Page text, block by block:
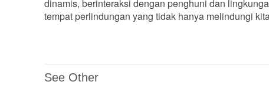
dinamis, berinteraksi dengan penghuni dan
tempat perlindungan yang tidak hanya melindungi
See Other